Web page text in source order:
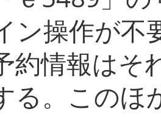
ン操作が不
約情報はそ
る。このほ